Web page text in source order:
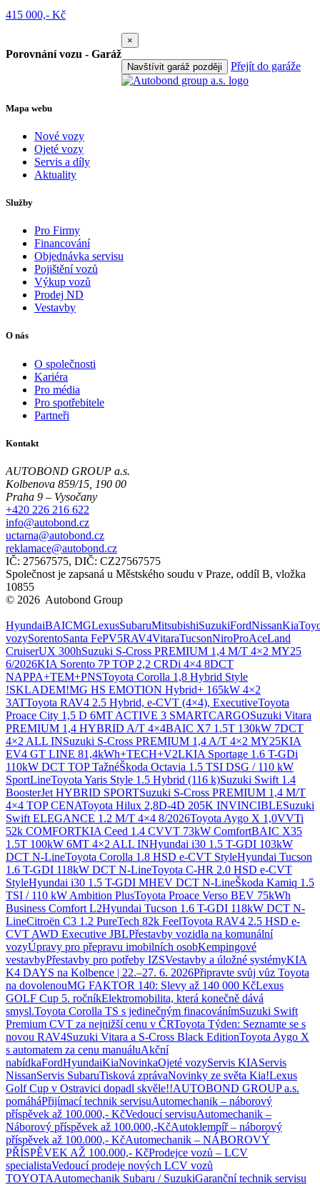
415 000,- Kč
Porovnání vozu - Garáž
×
Navštívit garáž později Přejít do garáže
Mapa webu
Nové vozy
Ojeté vozy
Servis a díly
Aktuality
Služby
Pro Firmy
Financování
Objednávka servisu
Pojištění vozů
Výkup vozů
Prodej ND
Vestavby
O nás
O společnosti
Kariéra
Pro média
Pro spotřebitele
Partneři
Kontakt
AUTOBOND GROUP a.s.
Kolbenova 859/15, 190 00
Praha 9 – Vysočany
+420 226 216 622
info@autobond.cz
uctarna@autobond.cz
reklamace@autobond.cz
IČ: 27567575, DIČ: CZ27567575
Společnost je zapsaná u Městského soudu v Praze, oddíl B, vložka
10855
© 2026 Autobond Group
HyundaiBAICMGLexusSubaruMitsubishiSuzukiFordNissanKia
vozySorentoSanta FePV5RAV4VitaraTucsonNiroProAceLand
CruiserUX 300hSuzuki S-Cross PREMIUM 1,4 M/T 4×2 MY25
6/2026KIA Sorento 7P TOP 2,2 CRDi 4×4 8DCT
NAPPA+TEM+PNSToyota Corolla 1,8 Hybrid Style
!SKLADEM!MG HS EMOTION Hybrid+ 165kW 4×2
3ATToyota RAV4 2.5 Hybrid, e-CVT (4×4), ExecutiveToyota
Proace City 1,5 D 6MT ACTIVE 3 SMARTCARGOSuzuki Vitara
PREMIUM 1,4 HYBRID A/T 4×4BAIC X7 1.5T 130kW 7DCT
4×2 ALL INSuzuki S-Cross PREMIUM 1,4 A/T 4×2 MY25KIA
EV4 GT LINE 81,4kWh+TECH+V2LKIA Sportage 1.6 T-GDi
110kW DCT TOP TažnéŠkoda Octavia 1.5 TSI DSG / 110 kW
SportLineToyota Yaris Style 1.5 Hybrid (116 k)Suzuki Swift 1.4
BoosterJet HYBRID SPORTSuzuki S-Cross PREMIUM 1,4 M/T
4×4 TOP CENAToyota Hilux 2,8D-4D 205K INVINCIBLESuzuki
Swift ELEGANCE 1.2 M/T 4×4 8/2026Toyota Aygo X 1,0VVTi
52k COMFORTKIA Ceed 1.4 CVVT 73kW ComfortBAIC X35
1.5T 100kW 6MT 4×2 ALL INHyundai i30 1.5 T-GDI 103kW
DCT N-LineToyota Corolla 1.8 HSD e-CVT StyleHyundai Tucson
1.6 T-GDI 118kW DCT N-LineToyota C-HR 2.0 HSD e-CVT
StyleHyundai i30 1.5 T-GDI MHEV DCT N-LineŠkoda Kamiq 1.5
TSI / 110 kW Ambition PlusToyota Proace Verso BEV 75kWh
Business Comfort L2Hyundai Tucson 1.6 T-GDI 118kW DCT N-
LineCitroën C3 1.2 PureTech 82k FeelToyota RAV4 2.5 HSD e-
CVT AWD Executive JBLPřestavby vozidla na komunální
vozyÚpravy pro přepravu imobilních osobKempingové
vestavbyPřestavby pro potřeby IZSVestavby a úložné systémyKIA
K4 DAYS na Kolbence | 22.–27. 6. 2026Připravte svůj vůz Toyota
na dovolenouMG FAKTOR 140: Slevy až 140 000 KčLexus
GOLF Cup 5. ročníkElektromobilita, která konečně dává
smysl.Toyota Corolla TS s jedinečným finacovánímSuzuki Swift
Premium CVT za nejnižší cenu v ČRToyota Týden: Seznamte se s
novou RAV4Suzuki Vitara a S-Cross Black EditionToyota Aygo X
s automatem za cenu manuáluAkční
nabídkaFordHyundaiKiaNovinkaOjeté vozyServis KIAServis
NissanServis SubaruTisková zprávaNovinky ze světa Kia!Lexus
Golf Cup v Ostravici dopadl skvěle!!AUTOBOND GROUP a.s.
pomáháPřijímací technik servisuAutomechanik – náborový
příspěvek až 100.000,- KčVedoucí servisuAutomechanik –
Náborový příspěvek až 100.000,-KčAutoklempíř – náborový
příspěvek až 100.000,- KčAutomechanik – NÁBOROVÝ
PŘÍSPĚVEK AŽ 100.000,- KčProdejce vozů – LCV
specialistaVedoucí prodeje nových LCV vozů
TOYOTAAutomechanik Subaru / SuzukiGaranční technik servisu